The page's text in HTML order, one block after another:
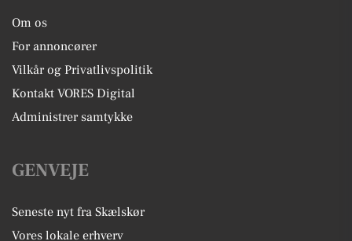
Om os
For annoncører
Vilkår og Privatlivspolitik
Kontakt VORES Digital
Administrer samtykke
GENVEJE
Seneste nyt fra Skælskør
Vores lokale erhverv